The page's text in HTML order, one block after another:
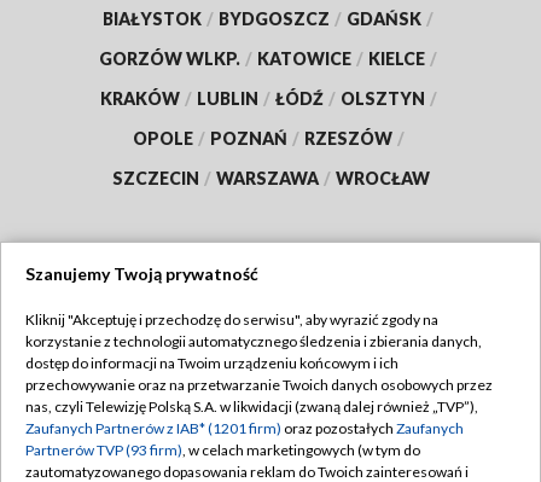
BIAŁYSTOK / BYDGOSZCZ / GDAŃSK /
GORZÓW WLKP. / KATOWICE / KIELCE /
KRAKÓW / LUBLIN / ŁÓDŹ / OLSZTYN /
OPOLE / POZNAŃ / RZESZÓW /
SZCZECIN / WARSZAWA / WROCŁAW
TVP
Abonament TVP
Emisja w TVP
Centrum informacji TVP
Regulamin TVP
Polityka prywatności
Moje zgody
Szanujemy Twoją prywatność
Kliknij "Akceptuję i przechodzę do serwisu", aby wyrazić zgody na
korzystanie z technologii automatycznego śledzenia i zbierania danych,
dostęp do informacji na Twoim urządzeniu końcowym i ich
przechowywanie oraz na przetwarzanie Twoich danych osobowych przez
nas, czyli Telewizję Polską S.A. w likwidacji (zwaną dalej również „TVP”),
Zaufanych Partnerów z IAB* (1201 firm) oraz pozostałych Zaufanych
Partnerów TVP (93 firm), w celach marketingowych (w tym do
zautomatyzowanego dopasowania reklam do Twoich zainteresowań i